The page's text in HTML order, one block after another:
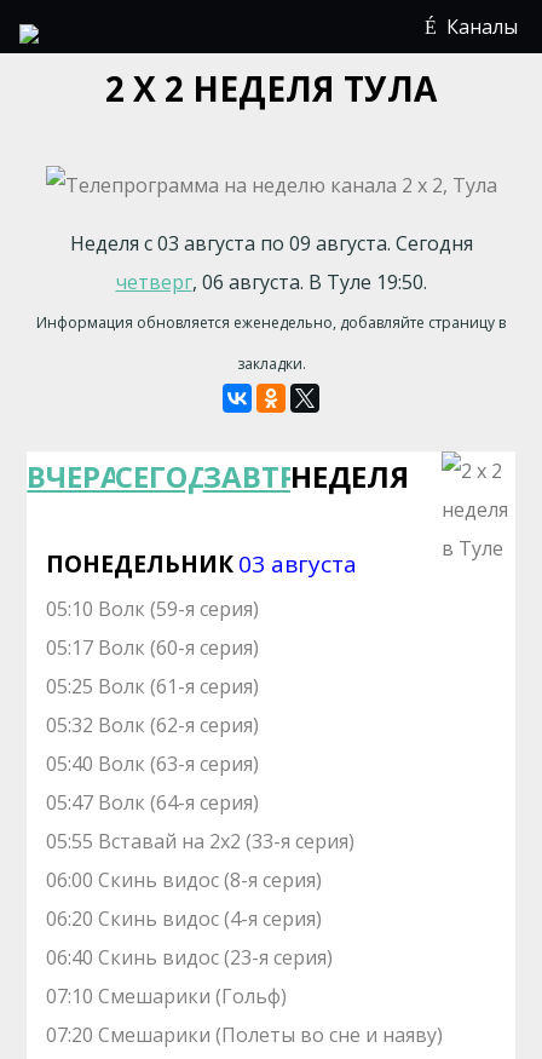
Каналы
2 Х 2 НЕДЕЛЯ ТУЛА
Неделя с 03 августа по 09 августа. Сегодня
четверг, 06 августа. В Туле 19:50.
Информация обновляется еженедельно, добавляйте страницу в
закладки.
ВЧЕРАСЕГОДНЯЗАВТРАНЕДЕЛЯ
ПОНЕДЕЛЬНИК03 августа
05:10 Волк (59-я серия)
05:17 Волк (60-я серия)
05:25 Волк (61-я серия)
05:32 Волк (62-я серия)
05:40 Волк (63-я серия)
05:47 Волк (64-я серия)
05:55 Вставай на 2х2 (33-я серия)
06:00 Скинь видос (8-я серия)
06:20 Скинь видос (4-я серия)
06:40 Скинь видос (23-я серия)
07:10 Смешарики (Гольф)
07:20 Смешарики (Полеты во сне и наяву)